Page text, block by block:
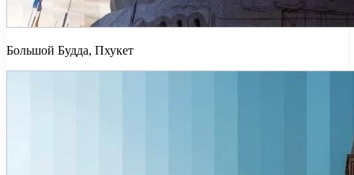
Большой Будда, Пхукет